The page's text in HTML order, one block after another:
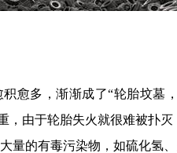
愈多，渐渐成了“轮胎坟墓，
，由于轮胎失火就很难被扑
量的有毒污染物，如硫化氢